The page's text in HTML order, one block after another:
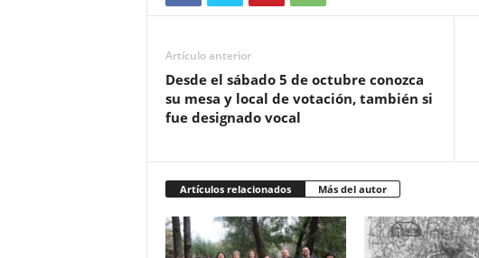
Artículo anterior
Desde el sábado 5 de octubre conozca
su mesa y local de votación, también si
fue designado vocal
Artículos relacionados Más del autor